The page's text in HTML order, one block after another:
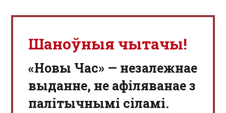
Шаноўныя чытачы!
«Новы Час» — незалежнае
выданне, не афіляванае з
палітычнымі сіламі.